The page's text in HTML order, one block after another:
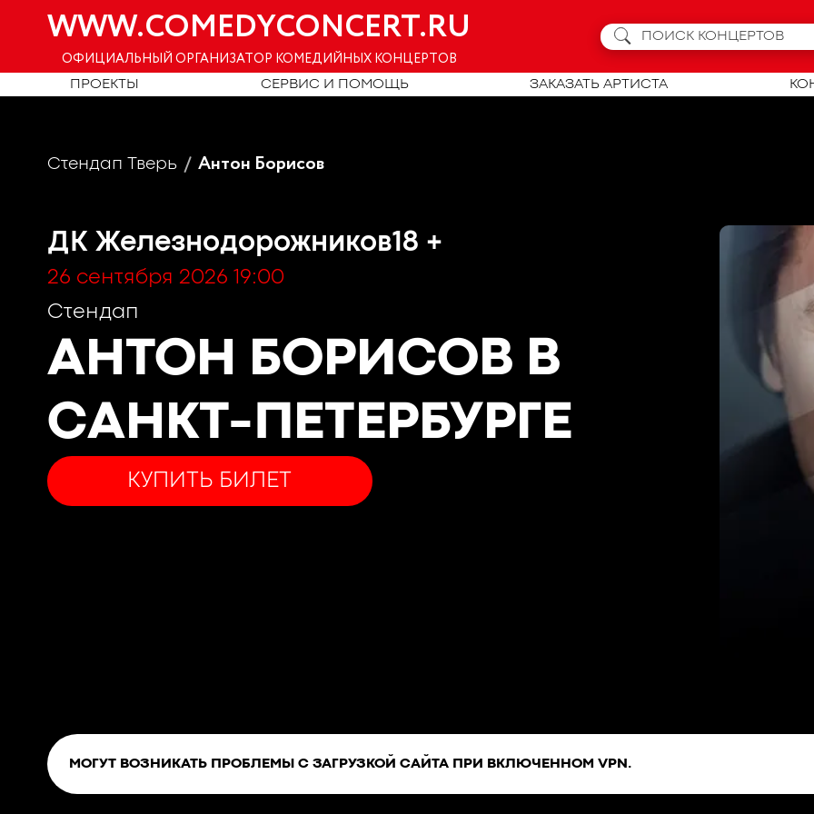
WWW.COMEDYCONCERT.RU
ОФИЦИАЛЬНЫЙ ОРГАНИЗАТОР КОМЕДИЙНЫХ КОНЦЕРТОВ
ПРОЕКТЫ СЕРВИС И ПОМОЩЬ ЗАКАЗАТЬ АРТИСТА
Стендап Тверь Антон Борисов
ДК Железнодорожников18 +
26 сентября 2026 19:00
Стендап
АНТОН БОРИСОВ В
САНКТ-ПЕТЕРБУРГЕ
КУПИТЬ БИЛЕТ
МОГУТ ВОЗНИКАТЬ ПРОБЛЕМЫ С ЗАГРУЗКОЙ САЙТА ПРИ ВКЛЮЧЕННОМ VPN.